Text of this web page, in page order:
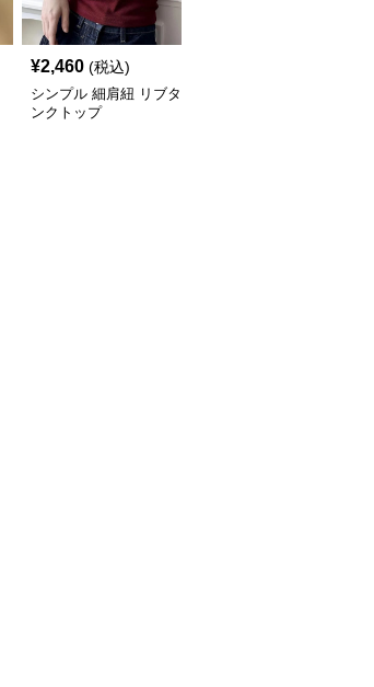
¥2,460 (税込)
シンプル 細肩紐 リブタ
ンクトップ